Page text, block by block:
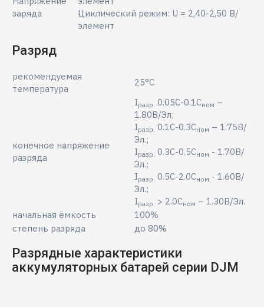
заряда
Циклический режим: U = 2,40-2,50 В/
элемент
Разряд
рекомендуемая
температура
25°C
конечное напряжение
разряда
Iразр. 0.05С-0.1Cном –
1.80В/Эл;
Iразр. 0.1С-0.3Сном – 1.75В/
Эл.;
Iразр. 0.3С-0.5Сном - 1.70В/
Эл.;
Iразр. 0.5С-2.0Сном - 1.60В/
Эл.;
Iразр. > 2.0Сном – 1.30В/Эл.
начальная ёмкость
100%
степень разряда
до 80%
Разрядные характеристики
аккумуляторных батарей серии DJM